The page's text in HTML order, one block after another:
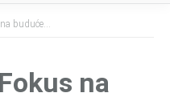
buduće…
na